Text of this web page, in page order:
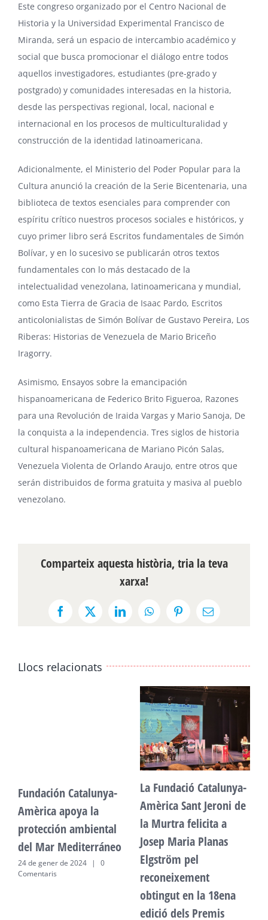
Este congreso organizado por el Centro Nacional de
Historia y la Universidad Experimental Francisco de
Miranda, será un espacio de intercambio académico y
social que busca promocionar el diálogo entre todos
aquellos investigadores, estudiantes (pre-grado y
postgrado) y comunidades interesadas en la historia,
desde las perspectivas regional, local, nacional e
internacional en los procesos de multiculturalidad y
construcción de la identidad latinoamericana.
Adicionalmente, el Ministerio del Poder Popular para la
Cultura anunció la creación de la Serie Bicentenaria, una
biblioteca de textos esenciales para comprender con
espíritu crítico nuestros procesos sociales e históricos, y
cuyo primer libro será Escritos fundamentales de Simón
Bolívar, y en lo sucesivo se publicarán otros textos
fundamentales con lo más destacado de la
intelectualidad venezolana, latinoamericana y mundial,
como Esta Tierra de Gracia de Isaac Pardo, Escritos
anticolonialistas de Simón Bolívar de Gustavo Pereira, Los
Riberas: Historias de Venezuela de Mario Briceño
Iragorry.
Asimismo, Ensayos sobre la emancipación
hispanoamericana de Federico Brito Figueroa, Razones
para una Revolución de Iraida Vargas y Mario Sanoja, De
la conquista a la independencia. Tres siglos de historia
cultural hispanoamericana de Mariano Picón Salas,
Venezuela Violenta de Orlando Araujo, entre otros que
serán distribuidos de forma gratuita y masiva al pueblo
venezolano.
Comparteix aquesta història, tria la teva
xarxa!
Facebook
X LinkedInWhatsAppPinterestEmail:
Llocs relacionats
Fundación Catalunya-
Amèrica apoya la
protección ambiental
del Mar Mediterráneo
24 de gener de 2024 |
0
Comentaris
La Fundació Catalunya-
Amèrica Sant Jeroni de
la Murtra felicita a
Josep Maria Planas
Elgström pel
reconeixement
obtingut en la 18ena
edició dels Premis